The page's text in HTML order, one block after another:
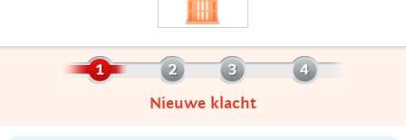
Nieuwe klacht